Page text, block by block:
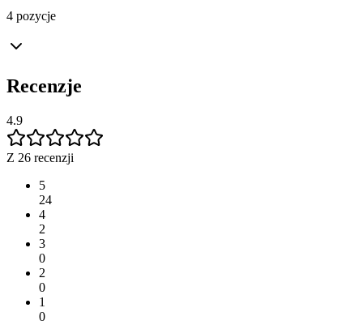
4 pozycje
Recenzje
4.9
Z 26 recenzji
5
24
4
2
3
0
2
0
1
0